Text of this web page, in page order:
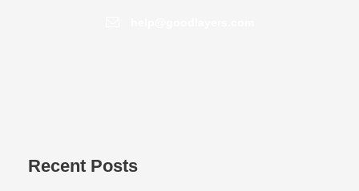
Recent Posts